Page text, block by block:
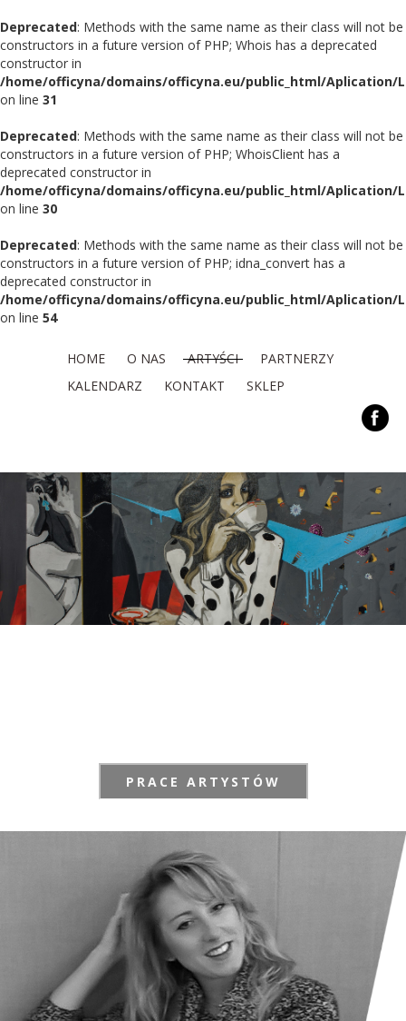
Deprecated: Methods with the same name as their class will not be
constructors in a future version of PHP; Whois has a deprecated
constructor in
/home/officyna/domains/officyna.eu/public_html/Aplication/
on line 31
Deprecated: Methods with the same name as their class will not be
constructors in a future version of PHP; WhoisClient has a
deprecated constructor in
/home/officyna/domains/officyna.eu/public_html/Aplication/
on line 30
Deprecated: Methods with the same name as their class will not be
constructors in a future version of PHP; idna_convert has a
deprecated constructor in
/home/officyna/domains/officyna.eu/public_html/Aplication/
on line 54
HOME O NAS ARTYŚCI
PARTNERZY
KALENDARZ
KONTAKT SKLEP
PRACE ARTYSTÓW